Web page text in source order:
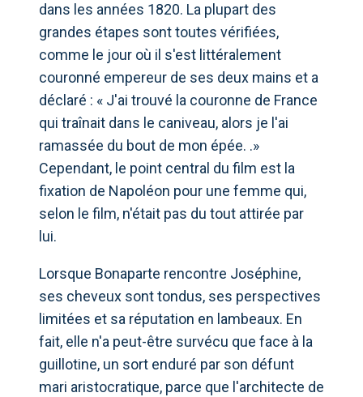
dans les années 1820. La plupart des
grandes étapes sont toutes vérifiées,
comme le jour où il s'est littéralement
couronné empereur de ses deux mains et a
déclaré : « J'ai trouvé la couronne de France
qui traînait dans le caniveau, alors je l'ai
ramassée du bout de mon épée. .»
Cependant, le point central du film est la
fixation de Napoléon pour une femme qui,
selon le film, n'était pas du tout attirée par
lui.
Lorsque Bonaparte rencontre Joséphine,
ses cheveux sont tondus, ses perspectives
limitées et sa réputation en lambeaux. En
fait, elle n'a peut-être survécu que face à la
guillotine, un sort enduré par son défunt
mari aristocratique, parce que l'architecte de